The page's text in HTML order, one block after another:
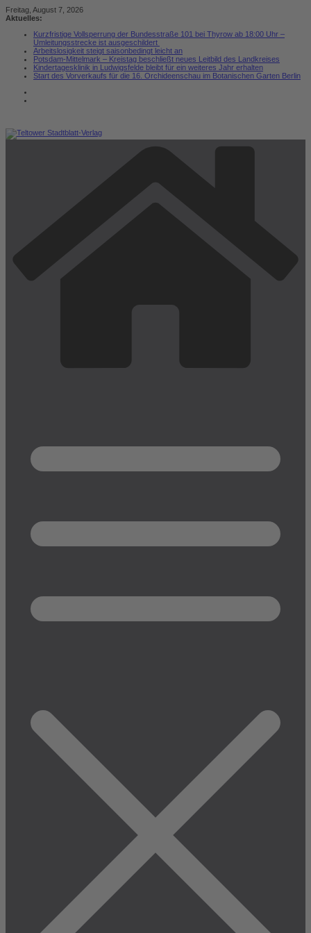
Zum
Inhalt
Freitag, August 7, 2026
Aktuelles:
Kurzfristige Vollsperrung der Bundesstraße 101 bei Thyrow ab 18:00 Uhr –
Umleitungsstrecke ist ausgeschildert
Arbeitslosigkeit steigt saisonbedingt leicht an
Potsdam-Mittelmark – Kreistag beschließt neues Leitbild des Landkreises
Kindertagesklinik in Ludwigsfelde bleibt für ein weiteres Jahr erhalten
Start des Vorverkaufs für die 16. Orchideenschau im Botanischen Garten Berlin